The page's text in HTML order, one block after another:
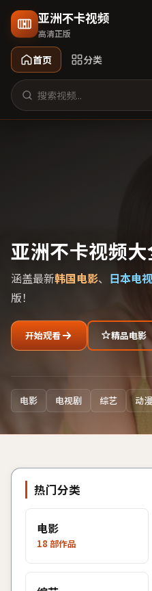
亚洲不卡视频
高清正版
首页 分类
亚洲不卡视频
涵盖最新韩国电影、 日本电
版！
开始观看 精品电影
电影 电视剧 综艺 动漫
热门分类
电影
18 部作品